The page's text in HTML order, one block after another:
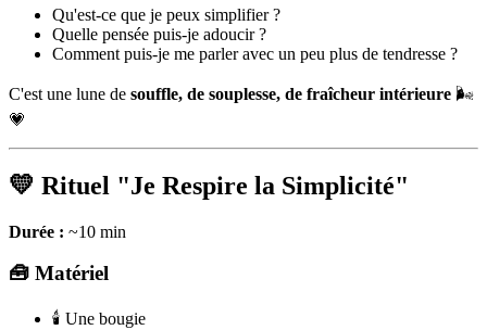
Qu'est-ce que je peux simplifier ?
Quelle pensée puis-je adoucir ?
Comment puis-je me parler avec un peu plus de tendresse ?
C'est une lune de souffle, de souplesse, de fraîcheur intérieure 🌬️
💗
💛 Rituel "Je Respire la Simplicité"
Durée : ~10 min
🧰 Matériel
🕯 Une bougie